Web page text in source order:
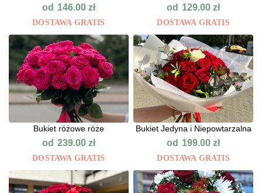
od 146.00 zł
DOSTAWA GRATIS
od 129.00zł
DOSTAWA GRATIS
Bukiet różowe róże
od 239.00 zł
DOSTAWA GRATIS
Bukiet Jedyna i Niepowtarzalna
od 199.00zł
DOSTAWA GRATIS